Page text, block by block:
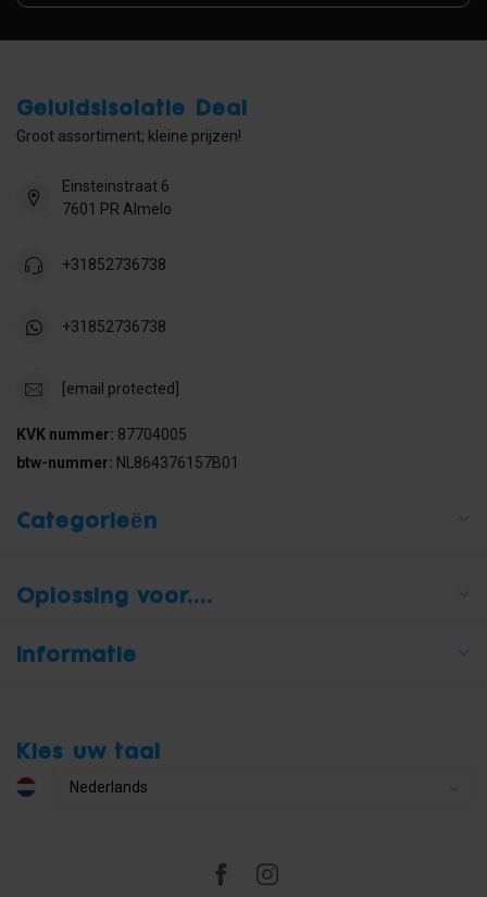
Geluidsisolatie Deal
Groot assortiment; kleine prijzen!
Einsteinstraat 6
7601 PR Almelo
+31852736738
+31852736738
[email protected]
KVK nummer: 87704005
btw-nummer: NL864376157B01
Categorieën
Oplossing voor....
Informatie
Kies uw taal